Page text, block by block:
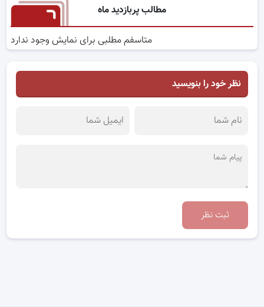
مطالب پربازدید ماه
متاسفم مطلبی برای نمایش وجود ندارد
نظر خود را بنویسید
ثبت نظر